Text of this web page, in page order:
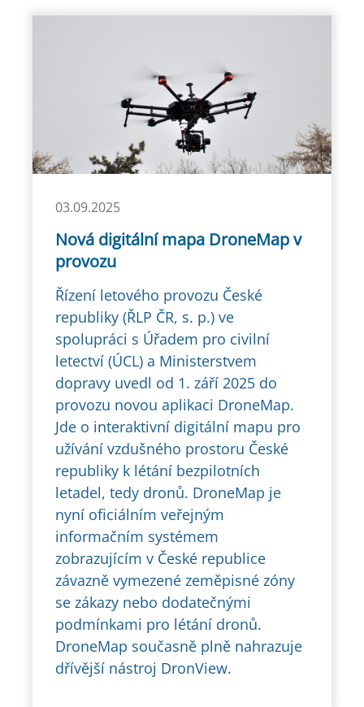
03.09.2025
Nová digitální mapa DroneMap v
provozu
Řízení letového provozu České
republiky (ŘLP ČR, s. p.) ve
spolupráci s Úřadem pro civilní
letectví (ÚCL) a Ministerstvem
dopravy uvedl od 1. září 2025 do
provozu novou aplikaci DroneMap.
Jde o interaktivní digitální mapu pro
užívání vzdušného prostoru České
republiky k létání bezpilotních
letadel, tedy dronů. DroneMap je
nyní oficiálním veřejným
informačním systémem
zobrazujícím v České republice
závazně vymezené zeměpisné zóny
se zákazy nebo dodatečnými
podmínkami pro létání dronů.
DroneMap současně plně nahrazuje
dřívější nástroj DronView.